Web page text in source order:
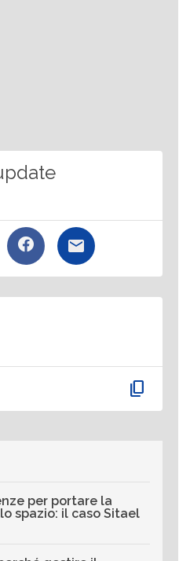
content_copy
per portare la
spazio: il caso Sitael